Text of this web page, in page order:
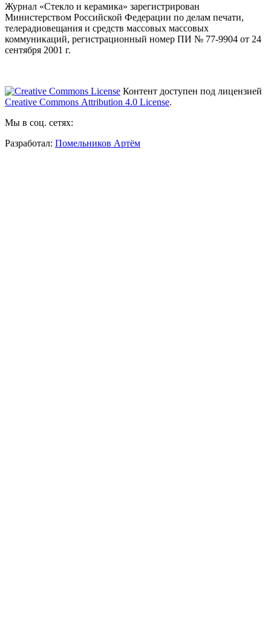
Журнал «Стекло и керамика» зарегистрирован
Министерством Российской Федерации по делам печати,
телерадиовещания и средств массовых массовых
коммуникаций, регистрационный номер ПИ № 77-9904 от 24
сентября 2001 г.
Контент доступен под лицензией
Creative Commons Attribution 4.0 License.
Мы в соц. сетях:
Разработал: Помельников Артём